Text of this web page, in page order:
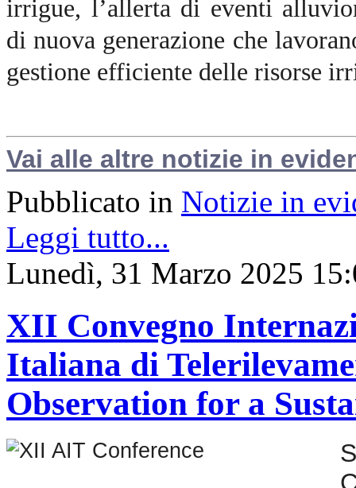
irrigue, l’allerta di eventi
di nuova generazione che
gestione efficiente delle risorse
Vai alle altre notizie in
Pubblicato in Notizie in
Leggi tutto...
Lunedì, 31 Marzo 2025
XII Convegno
Italiana di
Observation for a